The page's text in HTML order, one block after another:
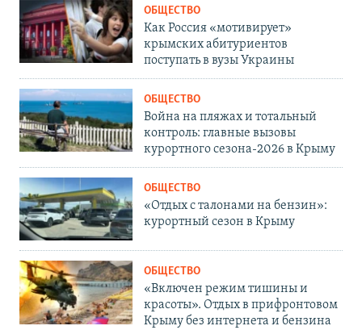
ОБЩЕСТВО
Как Россия «мотивирует»
крымских абитуриентов
поступать в вузы Украины
ОБЩЕСТВО
Война на пляжах и тотальный
контроль: главные вызовы
курортного сезона-2026 в Крыму
ОБЩЕСТВО
«Отдых с талонами на бензин»:
курортный сезон в Крыму
ОБЩЕСТВО
«Включен режим тишины и
красоты». Отдых в прифронтовом
Крыму без интернета и бензина